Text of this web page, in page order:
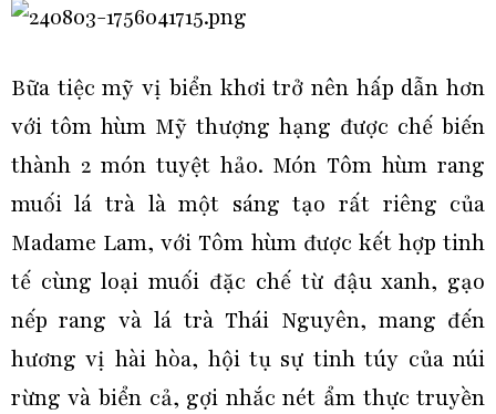
Bữa tiệc mỹ vị biển khơi trở nên hấp dẫn hơn
với tôm hùm Mỹ thượng hạng được chế biến
thành 2 món tuyệt hảo. Món Tôm hùm rang
muối lá trà là một sáng tạo rất riêng của
Madame Lam, với Tôm hùm được kết hợp tinh
tế cùng loại muối đặc chế từ đậu xanh, gạo
nếp rang và lá trà Thái Nguyên, mang đến
hương vị hài hòa, hội tụ sự tinh túy của núi
rừng và biển cả, gợi nhắc nét ẩm thực truyền